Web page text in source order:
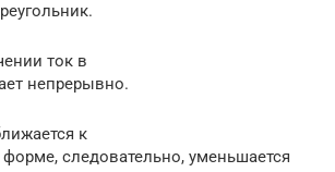
ток в
непрерывно.
к
следовательно, уменьшается